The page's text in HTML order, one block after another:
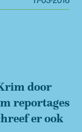
door
reportages
er ook